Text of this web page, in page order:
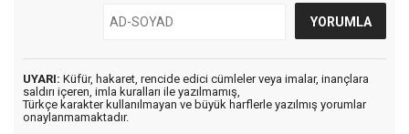
UYARI: Küfür, hakaret, rencide edici cümleler veya imalar, inançlara
saldırı içeren, imla kuralları ile yazılmamış,
Türkçe karakter kullanılmayan ve büyük harflerle yazılmış yorumlar
onaylanmamaktadır.